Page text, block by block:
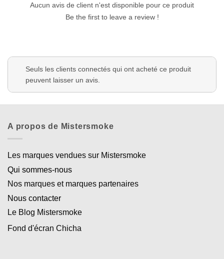
Aucun avis de client n'est disponible pour ce produit
Be the first to leave a review !
Seuls les clients connectés qui ont acheté ce produit
peuvent laisser un avis.
A propos de Mistersmoke
Les marques vendues sur Mistersmoke
Qui sommes-nous
Nos marques et marques partenaires
Nous contacter
Le Blog Mistersmoke
Fond d'écran Chicha